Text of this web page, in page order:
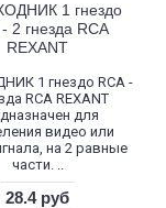
1 гнездо
2 гнезда RCA
REXANT
1 гнездо RCA -
RCA REXANT
для
видео или
на 2 равные
части. ..
28.4 руб